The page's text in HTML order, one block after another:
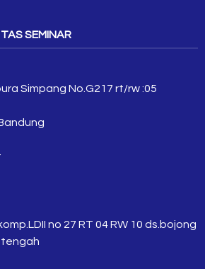
SEMINAR
Simpang No.G217 rt/rw :05
no 27 RT 04 RW 10 ds.bojong